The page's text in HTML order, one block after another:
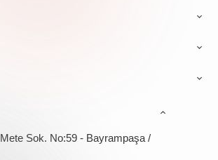
Sok. No:59 - Bayrampaşa /